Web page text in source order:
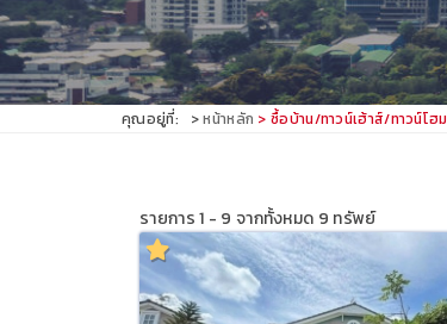
คุณอยู่ที่: หน้าหลัก ซื้อบ้าน/ทาวน์เฮ้าส์/ทาวน์โฮม
รายการ 1 - 9 จากทั้งหมด 9 ทรัพย์